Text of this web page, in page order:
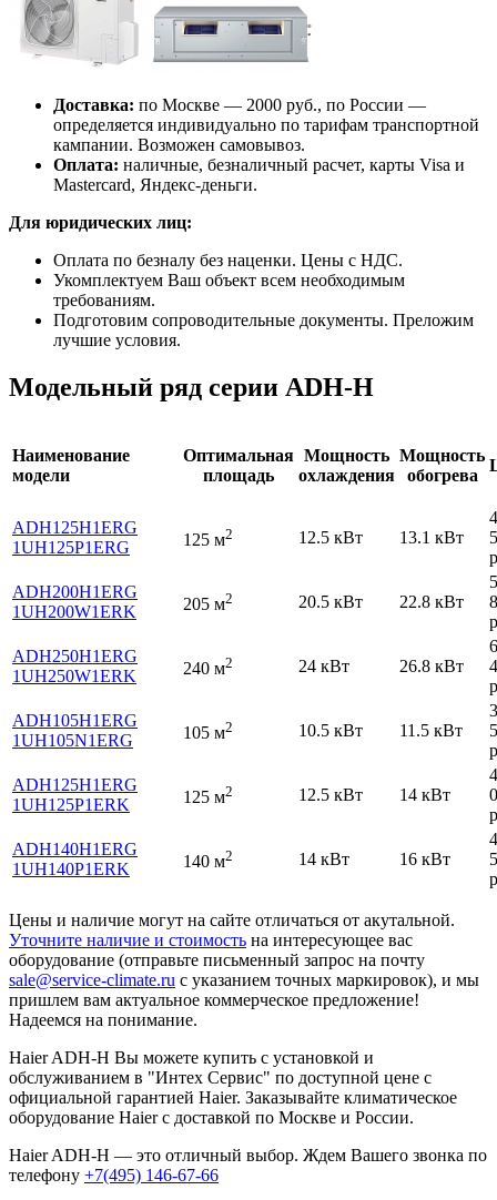
Доставка: по Москве — 2000 руб., по России —
определяется индивидуально по тарифам транспортной
кампании. Возможен самовывоз.
Оплата: наличные, безналичный расчет, карты Visa и
Mastercard, Яндекс-деньги.
Для юридических лиц:
Оплата по безналу без наценки. Цены с НДС.
Укомплектуем Ваш объект всем необходимым
требованиям.
Подготовим сопроводительные документы. Преложим
лучшие условия.
Модельный ряд серии ADH-H
Наименование
модели
Оптимальная
площадь
Мощность
охлаждения
Мощность
обогрева
ADH125H1ERG
1UH125P1ERG
125 м2 12.5 кВт 13.1 кВт
ADH200H1ERG
1UH200W1ERK
205 м2 20.5 кВт 22.8 кВт
ADH250H1ERG
1UH250W1ERK
240 м2 24 кВт 26.8 кВт
ADH105H1ERG
1UH105N1ERG
105 м2 10.5 кВт 11.5 кВт
ADH125H1ERG
1UH125P1ERK
125 м2 12.5 кВт 14 кВт
ADH140H1ERG
1UH140P1ERK
140 м2 14 кВт 16 кВт
Цены и наличие могут на сайте отличаться от акутальной.
Уточните наличие и стоимость на интересующее вас
оборудование (отправьте письменный запрос на почту
sale@service-climate.ru с указанием точных маркировок), и мы
пришлем вам актуальное коммерческое предложение!
Надеемся на понимание.
Haier ADH-H Вы можете купить с установкой и
обслуживанием в "Интех Сервис" по доступной цене с
официальной гарантией Haier. Заказывайте климатическое
оборудование Haier с доставкой по Москве и России.
Haier ADH-H — это отличный выбор. Ждем Вашего звонка по
телефону +7(495) 146-67-66